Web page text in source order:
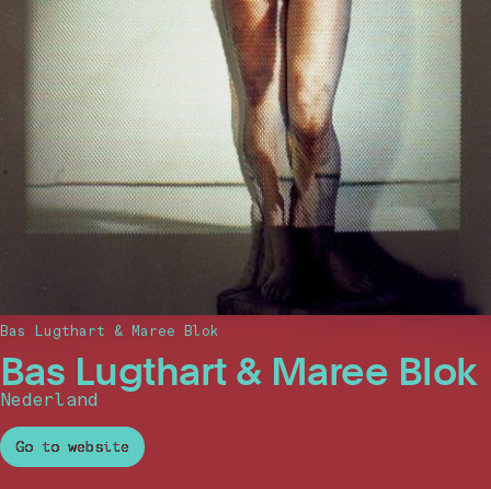
Bas Lugthart & Maree Blok
Nederland
Go to website
Bas Lugthart & Maree Blok